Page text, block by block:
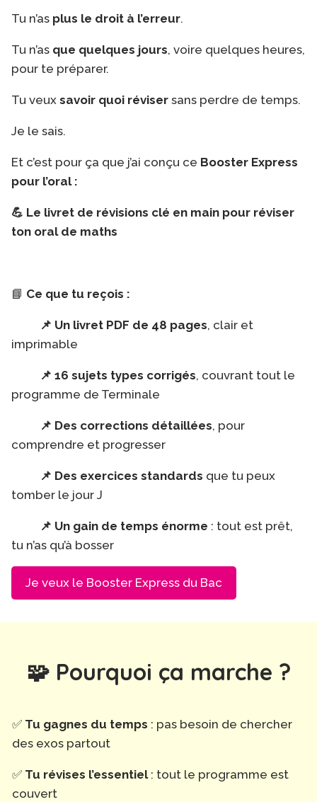
Tu n’as plus le droit à l’erreur.
Tu n’as que quelques jours, voire quelques heures,
pour te préparer.
Tu veux savoir quoi réviser sans perdre de temps.
Je le sais.
Et c’est pour ça que j’ai conçu ce Booster Express
pour l’oral :
💪 Le livret de révisions clé en main pour réviser
ton oral de maths
📘 Ce que tu reçois :
📌 Un livret PDF de 48 pages, clair et
imprimable
📌 16 sujets types corrigés, couvrant tout le
programme de Terminale
📌 Des corrections détaillées, pour
comprendre et progresser
📌 Des exercices standards que tu peux
tomber le jour J
📌 Un gain de temps énorme : tout est prêt,
tu n’as qu’à bosser
Je veux le Booster Express du Bac
🧩 Pourquoi ça marche ?
✅ Tu gagnes du temps : pas besoin de chercher
des exos partout
✅ Tu révises l’essentiel: tout le programme est
couvert